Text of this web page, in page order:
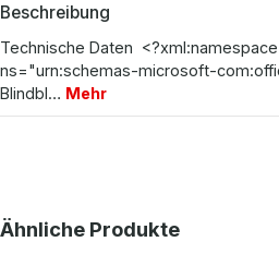
Beschreibung
Technische Daten
ns="urn:schemas-microsoft-
Blindbl… Mehr
Produktgalerie überspringen
Ähnliche Produkte